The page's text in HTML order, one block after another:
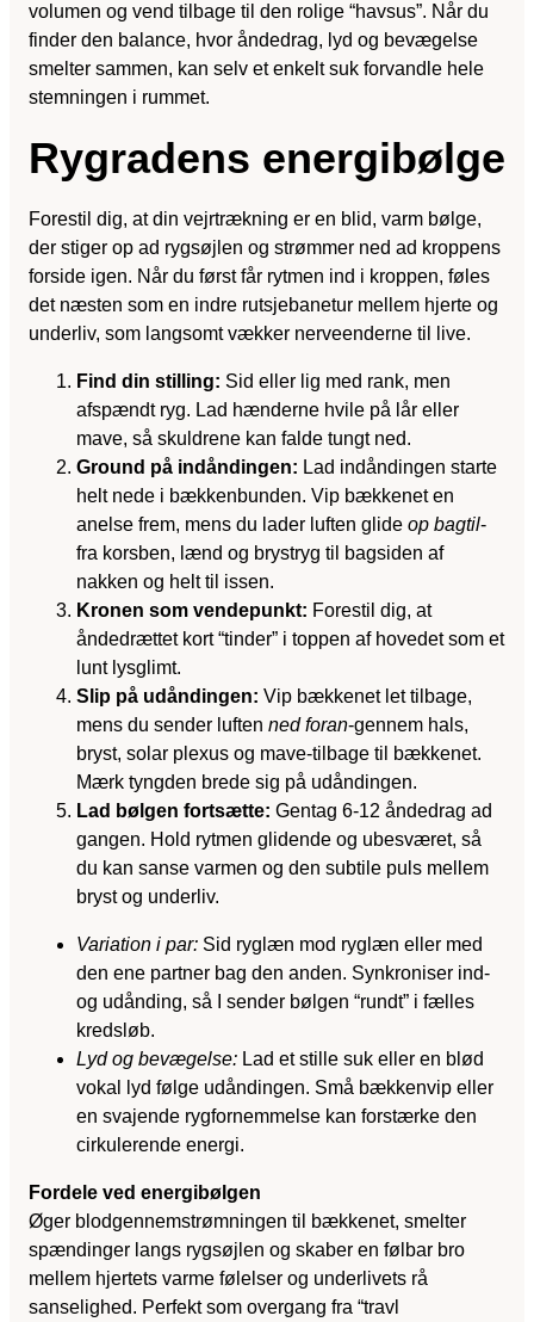
volumen og vend tilbage til den rolige “havsus”. Når du
finder den balance, hvor åndedrag, lyd og bevægelse
smelter sammen, kan selv et enkelt suk forvandle hele
stemningen i rummet.
Rygradens energibølge
Forestil dig, at din vejrtrækning er en blid, varm bølge,
der stiger op ad rygsøjlen og strømmer ned ad kroppens
forside igen. Når du først får rytmen ind i kroppen, føles
det næsten som en indre rutsjebanetur mellem hjerte og
underliv, som langsomt vækker nerveenderne til live.
Find din stilling: Sid eller lig med rank, men
afspændt ryg. Lad hænderne hvile på lår eller
mave, så skuldrene kan falde tungt ned.
Ground på indåndingen: Lad indåndingen starte
helt nede i bækkenbunden. Vip bækkenet en
anelse frem, mens du lader luften glide op bagtil-
fra korsben, lænd og brystryg til bagsiden af
nakken og helt til issen.
Kronen som vendepunkt: Forestil dig, at
åndedrættet kort “tinder” i toppen af hovedet som et
lunt lysglimt.
Slip på udåndingen: Vip bækkenet let tilbage,
mens du sender luften ned foran-gennem hals,
bryst, solar plexus og mave-tilbage til bækkenet.
Mærk tyngden brede sig på udåndingen.
Lad bølgen fortsætte: Gentag 6-12 åndedrag ad
gangen. Hold rytmen glidende og ubesværet, så
du kan sanse varmen og den subtile puls mellem
bryst og underliv.
Variation i par: Sid ryglæn mod ryglæn eller med
den ene partner bag den anden. Synkroniser ind-
og udånding, så I sender bølgen “rundt” i fælles
kredsløb.
Lyd og bevægelse: Lad et stille suk eller en blød
vokal lyd følge udåndingen. Små bækkenvip eller
en svajende rygfornemmelse kan forstærke den
cirkulerende energi.
Fordele ved energibølgen
Øger blodgennemstrømningen til bækkenet, smelter
spændinger langs rygsøjlen og skaber en følbar bro
mellem hjertets varme følelser og underlivets rå
sanselighed. Perfekt som overgang fra “travl